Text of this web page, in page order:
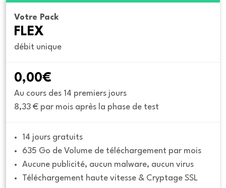
Votre Pack
FLEX
débit unique
0,00€
Au cours des 14 premiers jours
8,33 € par mois après la phase de test
14 jours gratuits
635 Go de Volume de téléchargement par mois
Aucune publicité, aucun malware, aucun virus
Téléchargement haute vitesse & Cryptage SSL